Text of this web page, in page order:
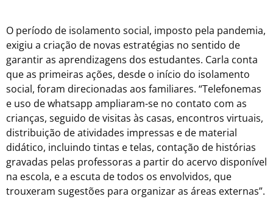
O período de isolamento social, imposto pela pandemia,
exigiu a criação de novas estratégias no sentido de
garantir as aprendizagens dos estudantes. Carla conta
que as primeiras ações, desde o início do isolamento
social, foram direcionadas aos familiares. “Telefonemas
e uso de whatsapp ampliaram-se no contato com as
crianças, seguido de visitas às casas, encontros virtuais,
distribuição de atividades impressas e de material
didático, incluindo tintas e telas, contação de histórias
gravadas pelas professoras a partir do acervo disponível
na escola, e a escuta de todos os envolvidos, que
trouxeram sugestões para organizar as áreas externas”.